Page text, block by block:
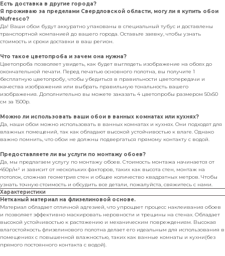
Есть доставка в другие города?
Я проживаю за пределами Свердловской области, могу ли я купить обои
Nufresco?
Да! Ваши обои будут аккуратно упакованы в специальный тубус и доставлены
транспортной компанией до вашего города. Оставьте заявку, чтобы узнать
стоимость и сроки доставки в ваш регион.
Что такое цветопроба и зачем она нужна?
Цветопроба позволяет увидеть, как будет выглядеть изображение на обоях до
окончательной печати. Перед печатью основного полотна, вы получите 1
бесплатную цветопробу, чтобы убедиться в правильности цветопередачи и
качества изображения или выбрать правильную тональность вашего
изображения. Дополнительно вы можете заказать 4 цветопробы размером 50х50
см за 1500р.
Можно ли использовать ваши обои в ванных комнатах или кухнях?
Да, наши обои можно использовать в ванных комнатах и кухнях. Они подходят для
влажных помещений, так как обладают высокой устойчивостью к влаге. Однако
важно помнить, что обои не должны подвергаться прямому контакту с водой.
Предоставляете ли вы услуги по монтажу обоев?
Да, мы предлагаем услугу по монтажу обоев. Стоимость монтажа начинается от
450р/м² и зависит от нескольких факторов, таких как высота стен, монтаж на
потолок, сложная геометрия стен и общее количество квадратных метров. Чтобы
узнать точную стоимость и обсудить все детали, пожалуйста, свяжитесь с нами.
Характеристики
Нетканый материал на флизелиновой основе.
Материал обладает отличной адгезией, что упрощает процесс наклеивания обоев
и позволяет эффективно маскировать неровности и трещины на стенах. Обладает
высокой устойчивостью к растяжению и механическим повреждениям. Высокая
влагостойкость флизелинового полотна делает его идеальным для использования в
помещениях с повышенной влажностью, таких как ванные комнаты и кухни(без
прямого постоянного контакта с водой).